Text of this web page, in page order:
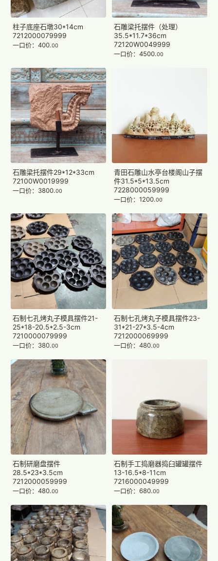
柱子底座石墩30*14cm
7212000079999
一口价：400.00
石雕梁托摆件（处理）
35.5*11.7*36cm
72120W0049999
一口价：4500.00
石雕梁托摆件29*12*33cm
72100W0019999
一口价：3800.00
青田石雕山水亭台楼阁山子摆
件31.5*5*13.5cm
7228000059999
一口价：1200.00
石制七孔烤丸子模具摆件21-
25*18-20.5*2.5-3cm
7210000079999
一口价：380.00
石制七孔烤丸子模具摆件23-
31*21-27*3.5-4cm
7212000069999
一口价：480.00
石制研磨盘摆件
28.5*23*3.5cm
7212000059999
一口价：480.00
石制手工捣磨器捣臼罐罐摆件
13-16.5*8-11cm
7216000049999
一口价：680.00